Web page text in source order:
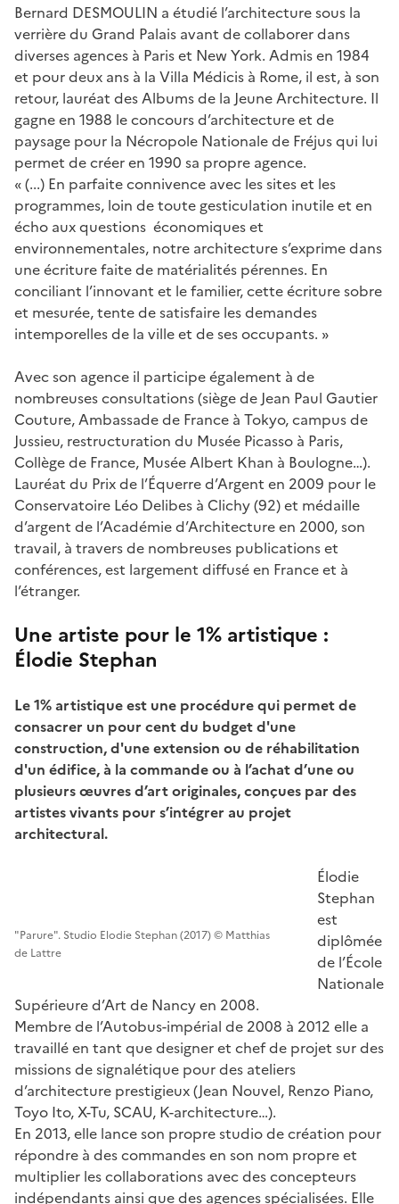
Bernard DESMOULIN a étudié l’architecture sous la
verrière du Grand Palais avant de collaborer dans
diverses agences à Paris et New York. Admis en 1984
et pour deux ans à la Villa Médicis à Rome, il est, à son
retour, lauréat des Albums de la Jeune Architecture. Il
gagne en 1988 le concours d’architecture et de
paysage pour la Nécropole Nationale de Fréjus qui lui
permet de créer en 1990 sa propre agence.
« (...) En parfaite connivence avec les sites et les
programmes, loin de toute gesticulation inutile et en
écho aux questions économiques et
environnementales, notre architecture s’exprime dans
une écriture faite de matérialités pérennes. En
conciliant l’innovant et le familier, cette écriture sobre
et mesurée, tente de satisfaire les demandes
intemporelles de la ville et de ses occupants. »
Avec son agence il participe également à de
nombreuses consultations (siège de Jean Paul Gautier
Couture, Ambassade de France à Tokyo, campus de
Jussieu, restructuration du Musée Picasso à Paris,
Collège de France, Musée Albert Khan à Boulogne…).
Lauréat du Prix de l’Équerre d’Argent en 2009 pour le
Conservatoire Léo Delibes à Clichy (92) et médaille
d’argent de l’Académie d’Architecture en 2000, son
travail, à travers de nombreuses publications et
conférences, est largement diffusé en France et à
l’étranger.
Une artiste pour le 1% artistique :
Élodie Stephan
Le 1% artistique est une procédure qui permet de
consacrer un pour cent du budget d'une
construction, d'une extension ou de réhabilitation
d'un édifice, à la commande ou à l’achat d’une ou
plusieurs œuvres d’art originales, conçues par des
artistes vivants pour s’intégrer au projet
architectural.
"Parure". Studio Elodie Stephan (2017) © Matthias
de Lattre
Élodie
Stephan
est
diplômée
de l’École
Nationale
Supérieure d’Art de Nancy en 2008.
Membre de l’Autobus-impérial de 2008 à 2012 elle a
travaillé en tant que designer et chef de projet sur des
missions de signalétique pour des ateliers
d’architecture prestigieux (Jean Nouvel, Renzo Piano,
Toyo Ito, X-Tu, SCAU, K-architecture…).
En 2013, elle lance son propre studio de création pour
répondre à des commandes en son nom propre et
multiplier les collaborations avec des concepteurs
indépendants ainsi que des agences spécialisées. Elle